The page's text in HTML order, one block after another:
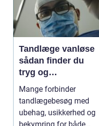
Tandlæge vanløse
sådan finder du
tryg og
professionel
tandpleje
Mange forbinder
tandlægebesøg med
ubehag, usikkerhed og
bekymring for både